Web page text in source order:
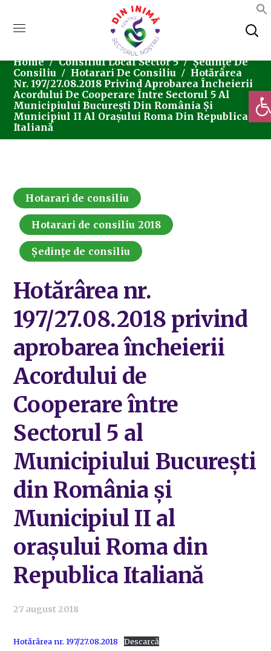
Home Consiliul Local Sector 5
Ședințe De
Consiliu
Hotarari De Consiliu
Hotărârea
Nr. 197/27.08.2018 Privind Aprobarea Încheierii
Acordului De Cooperare Între Sectorul 5 Al
Municipiului București Din România Și
Municipiul II Al Orașului Roma Din Republica
Italiană
Hotarari de consiliu
Hotarari de consiliu 2018
Ședințe de consiliu
Hotărârea nr.
197/27.08.2018 privind
aprobarea încheierii
Acordului de
Cooperare între
Sectorul 5 al
Municipiului București
din România și
Municipiul II al
orașului Roma din
Republica Italiană
27 august 2018
Hotărârea nr. 197/27.08.2018 Descarcă